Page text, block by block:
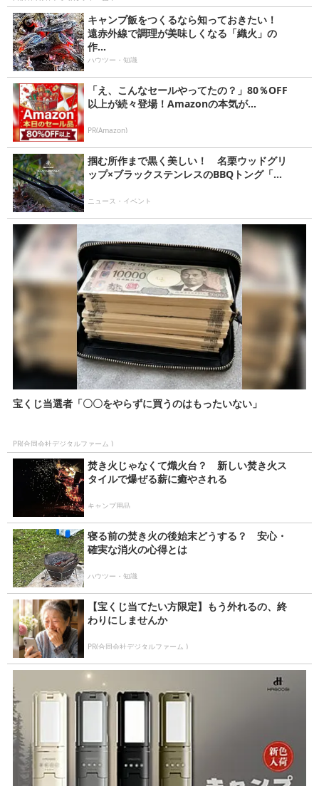
キャンプ飯をつくるなら知っておきたい！
遠赤外線で調理が美味しくなる「織火」の
作...
ハウツー・知識
「え、こんなセールやってたの？」80％OFF
以上が続々登場！Amazonの本気が...
PR(Amazon)
掴む所作まで黒く美しい！ 名栗ウッドグリ
ップ×ブラックステンレスのBBQトング「...
ニュース・イベント
宝くじ当選者「〇〇をやらずに買うのはもったいない」
PR(合同会社デジタルファーム )
焚き火じゃなくて熾火台？ 新しい焚き火ス
タイルで爆ぜる薪に癒やされる
キャンプ用品
寝る前の焚き火の後始末どうする？ 安心・
確実な消火の心得とは
ハウツー・知識
【宝くじ当てたい方限定】もう外れるの、終
わりにしませんか
PR(合同会社デジタルファーム )